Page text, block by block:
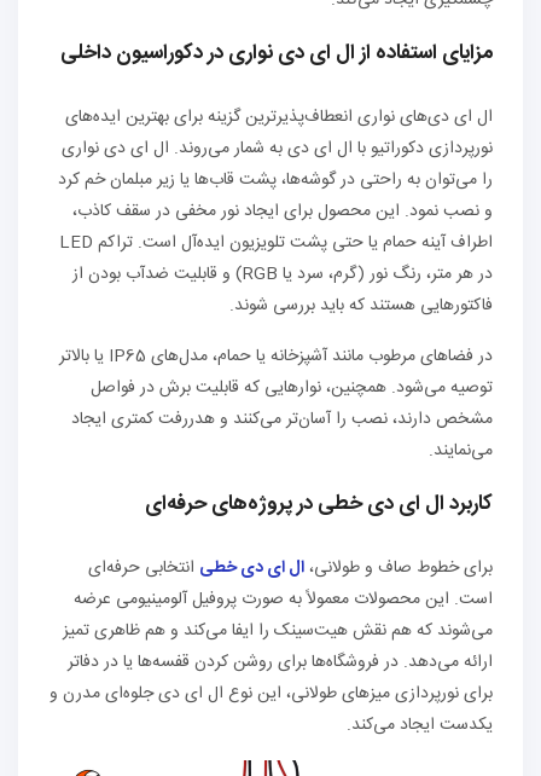
مزایای استفاده از ال ای دی نواری در دکوراسیون داخلی
ال ای دی‌های نواری انعطاف‌پذیرترین گزینه برای بهترین ایده‌های
نورپردازی دکوراتیو با ال ای دی به شمار می‌روند. ال ای دی نواری
را می‌توان به راحتی در گوشه‌ها، پشت قاب‌ها یا زیر مبلمان خم کرد
و نصب نمود. این محصول برای ایجاد نور مخفی در سقف کاذب،
اطراف آینه حمام یا حتی پشت تلویزیون ایده‌آل است. تراکم LED
در هر متر، رنگ نور (گرم، سرد یا RGB) و قابلیت ضدآب بودن از
فاکتورهایی هستند که باید بررسی شوند.
در فضاهای مرطوب مانند آشپزخانه یا حمام، مدل‌های IP65 یا بالاتر
توصیه می‌شود. همچنین، نوارهایی که قابلیت برش در فواصل
مشخص دارند، نصب را آسان‌تر می‌کنند و هدررفت کمتری ایجاد
می‌نمایند.
کاربرد ال ای دی خطی در پروژه‌های حرفه‌ای
برای خطوط صاف و طولانی،ال ای دی خطی انتخابی حرفه‌ای
است. این محصولات معمولاً به صورت پروفیل آلومینیومی عرضه
می‌شوند که هم نقش هیت‌سینک را ایفا می‌کند و هم ظاهری تمیز
ارائه می‌دهد. در فروشگاه‌ها برای روشن کردن قفسه‌ها یا در دفاتر
برای نورپردازی میزهای طولانی، این نوع ال ای دی جلوه‌ای مدرن و
یکدست ایجاد می‌کند.